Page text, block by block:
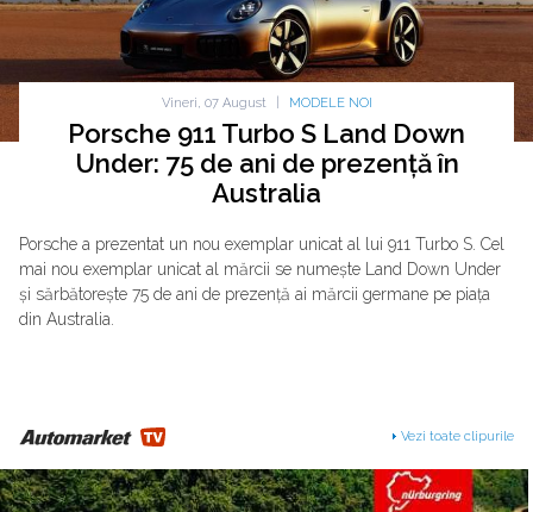
Vineri, 07 August MODELE NOI
Porsche 911 Turbo S Land Down
Under: 75 de ani de prezență în
Australia
Porsche a prezentat un nou exemplar unicat al lui 911 Turbo S. Cel
mai nou exemplar unicat al mărcii se numește Land Down Under
și sărbătorește 75 de ani de prezență ai mărcii germane pe piața
din Australia.
Vezi toate clipurile